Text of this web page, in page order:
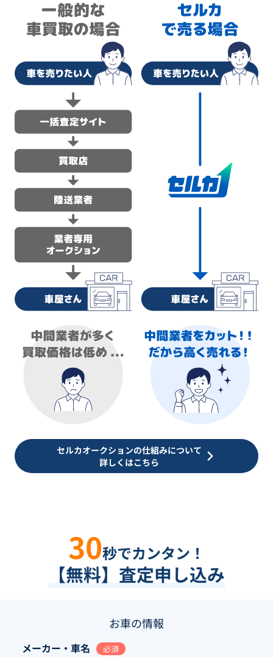
セルカオークションの仕組みについて
詳しくはこちら
30秒でカンタン！
【無料】査定申し込み
お車の情報
メーカー・車名 必須